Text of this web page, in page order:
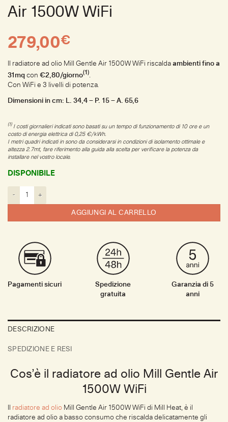
Air 1500W WiFi
279,00€
Il radiatore ad olio Mill Gentle Air 1500W WiFi riscalda ambienti fino a
31mq con €2,80/giorno(1)
Con WiFi e 3 livelli di potenza.
Dimensioni in cm: L. 34,4 – P. 15 – A. 65,6
(1)I costi giornalieri indicati sono basati su un tempo di funzionamento di 10 ore e un
costo di energia elettrica di 0,25 €/kWh.
I metri quadri indicati in sono da considerarsi in condizioni di isolamento ottimale e
altezza 2.7mt, fare riferimento alla guida alla scelta per verificare la potenza da
installare nel vostro locale.
DISPONIBILE
AGGIUNGI AL CARRELLO
Pagamenti sicuri
Spedizione
gratuita
Garanzia di 5
anni
DESCRIZIONE
SPEDIZIONE E RESI
Cos’è il radiatore ad olio Mill Gentle Air
1500W WiFi
radiatore ad olio Mill Gentle Air 1500W WiFi di Mill Heat, è il
radiatore ad olio a basso consumo che riscalda delicatamente gli